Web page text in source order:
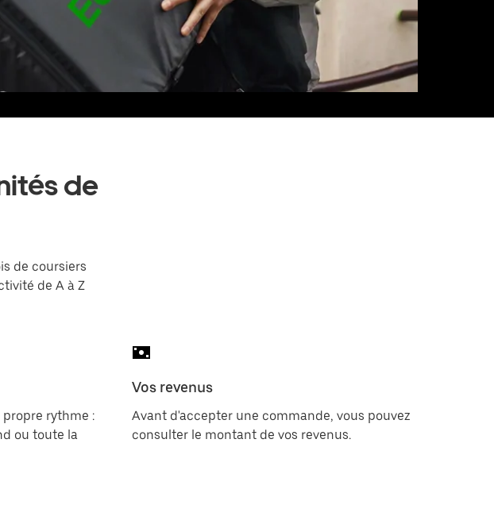
de
de coursiers
de A à Z
propre rythme :
ou toute la
Vos revenus
Avant d'accepter une commande, vous pouvez
consulter le montant de vos revenus.